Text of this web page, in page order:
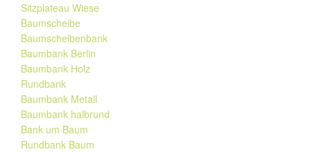
Sitzplateau Wiese
Baumscheibe
Baumscheibenbank
Baumbank Berlin
Baumbank Holz
Rundbank
Baumbank Metall
Baumbank halbrund
Bank um Baum
Rundbank Baum